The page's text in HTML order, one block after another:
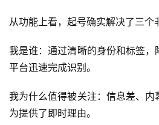
从功能上看，起号确实解决了三个
我是谁：通过清晰的身份和标签，
平台迅速完成识别。
我为什么值得被关注：信息差、
为提供了即时理由。